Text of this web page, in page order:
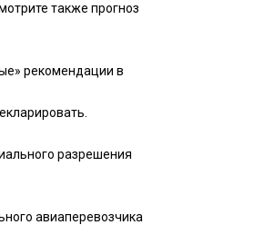
также прогноз
рекомендации в
разрешения
авиаперевозчика